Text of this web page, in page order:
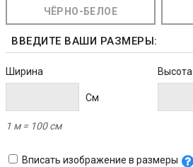
ЧЁРНО-БЕЛОЕ
ВВЕДИТЕ ВАШИ РАЗМЕРЫ:
Ширина
Cм
Высота
1 м = 100 см
Вписать изображение в размеры